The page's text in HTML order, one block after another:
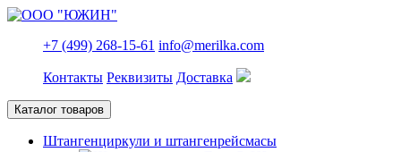
+7 (499) 268-15-61 info@merilka.com
Контакты Реквизиты Доставка
Каталог товаров
Штангенциркули и штангенрейсмасы